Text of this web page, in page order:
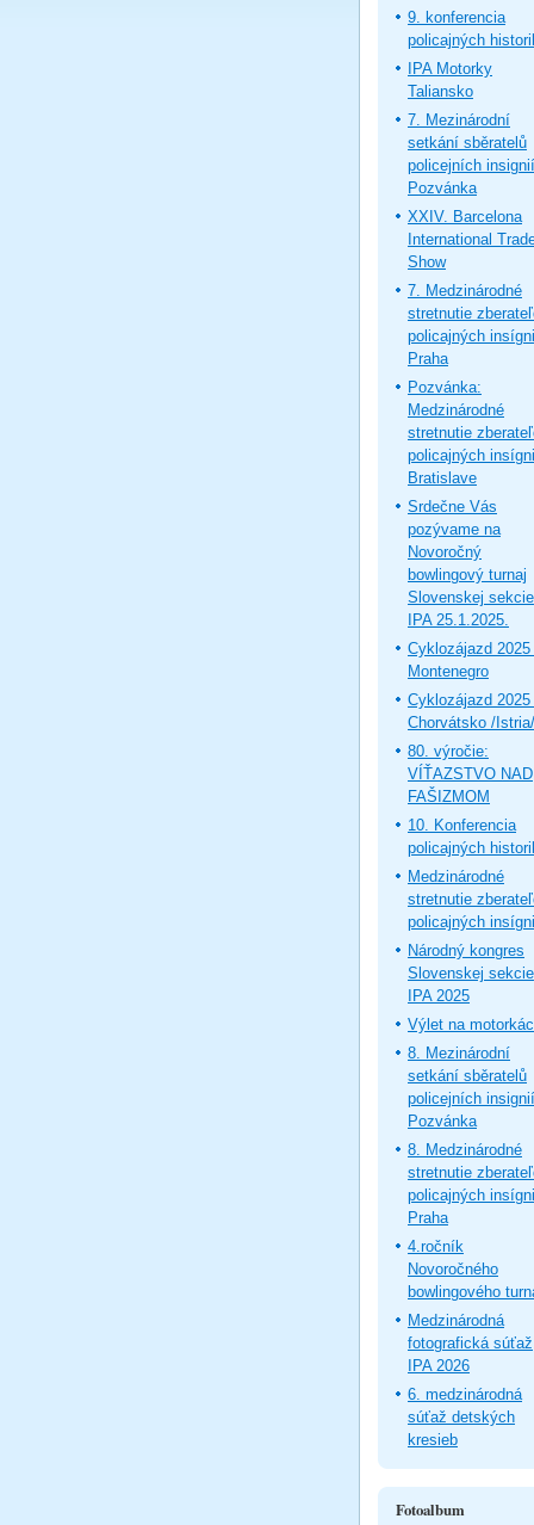
9. konferencia
policajných
IPA Motorky
Taliansko
7. Mezinárodní
setkání sběratelů
policejních
Pozvánka
XXIV. Barcelona
International
Show
7. Medzinárodné
stretnutie
policajných
Praha
Pozvánka:
Medzinárodné
stretnutie
policajných
Bratislave
Srdečne Vás
pozývame na
Novoročný
bowlingový turnaj
Slovenskej sekcie
IPA 25.1.2025.
Cyklozájazd 2025
Montenegro
Cyklozájazd 2025
Chorvátsko /Istria/
80. výročie:
VÍŤAZSTVO NAD
FAŠIZMOM
10. Konferencia
policajných
Medzinárodné
stretnutie
policajných
Národný kongres
Slovenskej sekcie
IPA 2025
Výlet na
8. Mezinárodní
setkání sběratelů
policejních
Pozvánka
8. Medzinárodné
stretnutie
policajných
Praha
4.ročník
Novoročného
bowlingového
Medzinárodná
fotografická súťaž
IPA 2026
6. medzinárodná
súťaž detských
kresieb
Fotoalbum